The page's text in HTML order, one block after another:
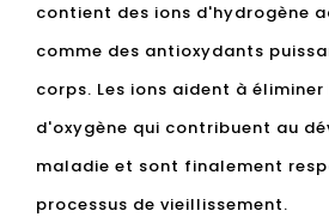
contient des ions d'hydrogène
comme des antioxydants
corps. Les ions aident à
d'oxygène qui contribuent au
maladie et sont finalement
processus de vieillissement.